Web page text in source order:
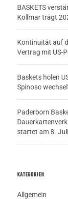
BASKETS
Kollmar trägt
Kontinuität auf
Vertrag mit US-
Baskets holen
Spinoso
Paderborn
startet am 8.
KATEGORIEN
Allgemein